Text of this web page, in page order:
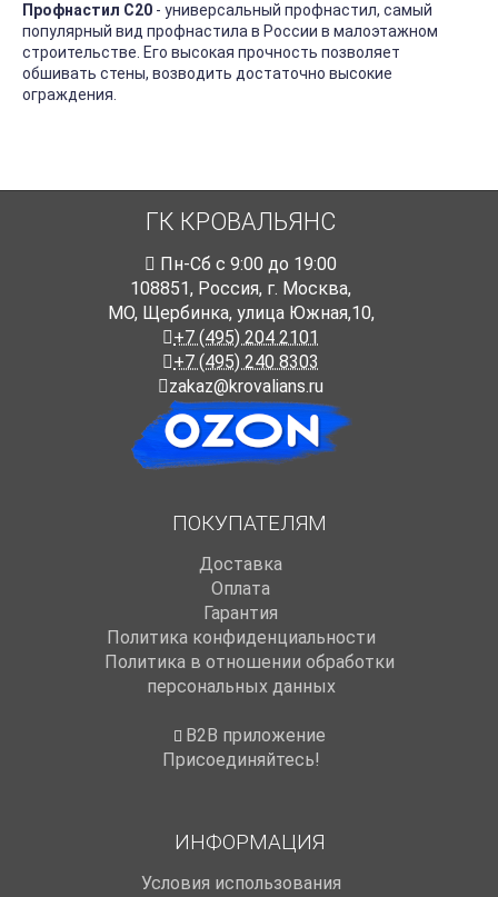
Профнастил С20 - универсальный профнастил, самый
популярный вид профнастила в России в малоэтажном
строительстве. Его высокая прочность позволяет
обшивать стены, возводить достаточно высокие
ограждения.
ГК КРОВАЛЬЯНС
Пн-Cб с 9:00 до 19:00
108851, Россия, г. Москва,
МО, Щербинка, улица Южная,10,
+7 (495) 204 2101
+7 (495) 240 8303
zakaz@krovalians.ru
ПОКУПАТЕЛЯМ
Доставка
Оплата
Гарантия
Политика конфиденциальности
Политика в отношении обработки
персональных данных
B2B приложение
Присоединяйтесь!
ИНФОРМАЦИЯ
Условия использования